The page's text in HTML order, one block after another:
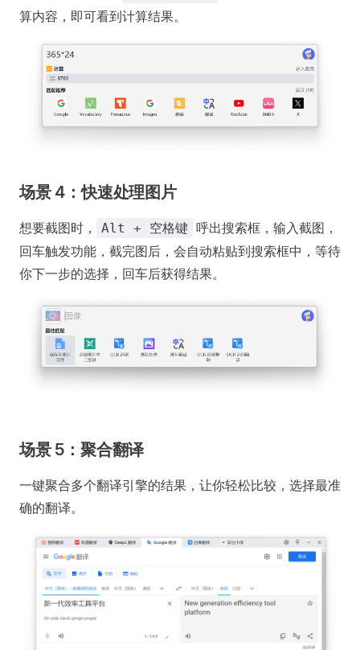
算内容，即可看到计算结果。
场景 4：快速处理图片
想要截图时， Alt + 空格键 呼出搜索框，输入截图，
回车触发功能，截完图后，会自动粘贴到搜索框中，等待
你下一步的选择，回车后获得结果。
场景 5：聚合翻译
一键聚合多个翻译引擎的结果，让你轻松比较，选择最准
确的翻译。